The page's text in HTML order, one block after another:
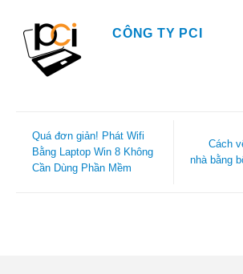
CÔNG TY PCI
Quá đơn giản! Phát Wifi
Bằng Laptop Win 8 Không
Cần Dùng Phần Mềm
Cách
nhà bằng